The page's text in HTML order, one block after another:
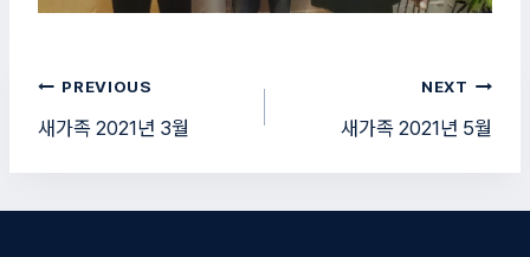
글
탐
색
PREVIOUS
새가족 2021년 3월
NEXT
새가족 2021년 5월